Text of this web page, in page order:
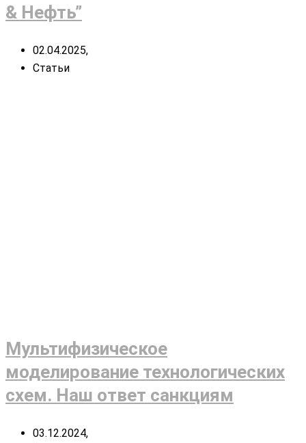
& Нефть”
02.04.2025,
Статьи
Мультифизическое
моделирование технологических
схем. Наш ответ санкциям
03.12.2024,